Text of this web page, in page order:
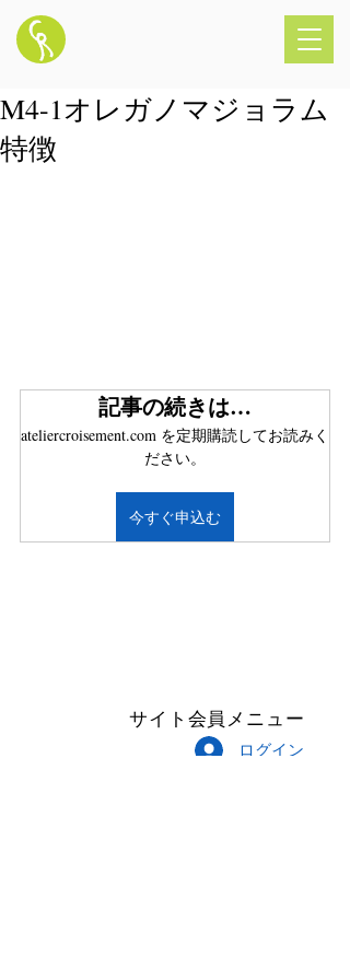
M4-1オレガノマジョラム
特徴
記事の続きは…
ateliercroisement.com を定期購読してお読みく
ださい。
今すぐ申込む
サイト会員メニュー
ログイン